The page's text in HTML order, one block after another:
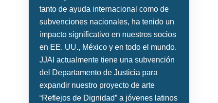
tanto de ayuda internacional como de
subvenciones nacionales, ha tenido un
impacto significativo en nuestros socios
en EE. UU., México y en todo el mundo.
JJAI actualmente tiene una subvención
del Departamento de Justicia para
expandir nuestro proyecto de arte
“Reflejos de Dignidad” a jóvenes latinos